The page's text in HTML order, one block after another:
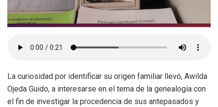
La curiosidad por identificar su origen familiar llevó, Awilda
Ojeda Guido, a interesarse en el tema de la genealogía con
el fin de investigar la procedencia de sus antepasados y